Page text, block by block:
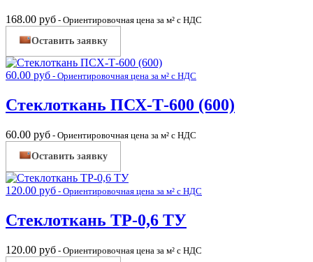
168.00 руб - Ориентировочная цена за м² с НДС
Оставить заявку
60.00 руб - Ориентировочная цена за м² с НДС
Стеклоткань ПСХ-Т-600 (600)
60.00 руб - Ориентировочная цена за м² с НДС
Оставить заявку
120.00 руб - Ориентировочная цена за м² с НДС
Стеклоткань ТР-0,6 ТУ
120.00 руб - Ориентировочная цена за м² с НДС